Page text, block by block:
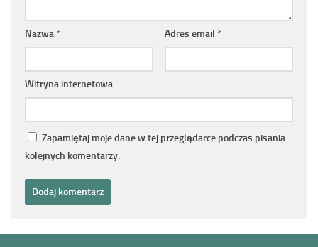
Nazwa * Adres email *
Witryna internetowa
Zapamiętaj moje dane w tej przeglądarce podczas pisania
kolejnych komentarzy.